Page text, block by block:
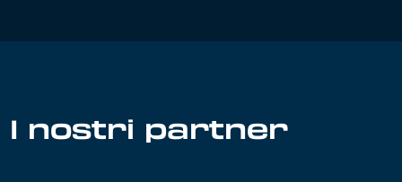
I nostri partner